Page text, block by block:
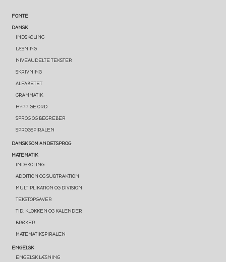
FONTE
DANSK
INDSKOLING
LÆSNING
NIVEAUDELTE TEKSTER
SKRIVNING
ALFABETET
GRAMMATIK
HYPPIGE ORD
SPROG OG BEGREBER
SPROGSPIRALEN
DANSK SOM ANDETSPROG
MATEMATIK
INDSKOLING
ADDITION OG SUBTRAKTION
MULTIPLIKATION OG DIVISION
TEKSTOPGAVER
TID: KLOKKEN OG KALENDER
BRØKER
MATEMATIKSPIRALEN
ENGELSK
ENGELSK LÆSNING